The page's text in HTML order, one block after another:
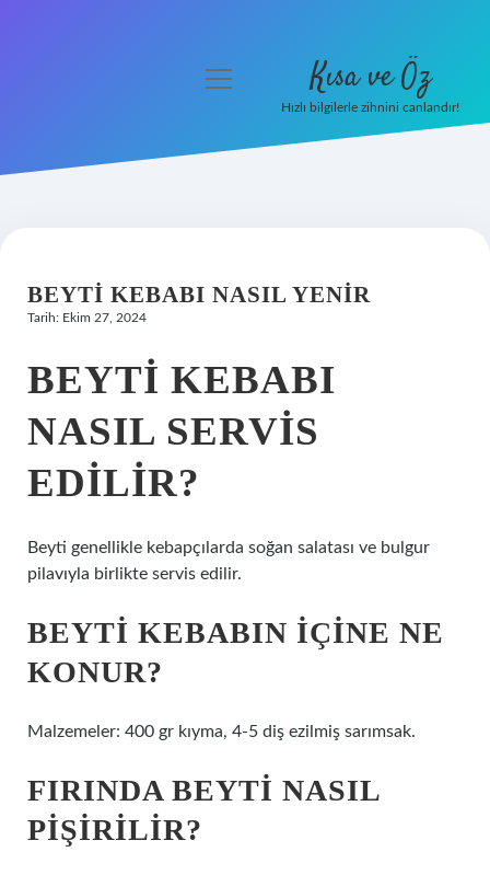
Hakkımızda
menüyü
Kısa ve Öz
Hızlı bilgilerle zihnini canlandır!
BEYTI KEBABI NASIL YENIR
Tarih: Ekim 27, 2024
BEYTI KEBABI
NASIL SERVIS
EDILIR?
Beyti genellikle kebapçılarda soğan salatası ve bulgur
pilavıyla birlikte servis edilir.
BEYTI KEBABIN IÇINE NE
KONUR?
Malzemeler: 400 gr kıyma, 4-5 diş ezilmiş sarımsak.
FIRINDA BEYTI NASIL
PIŞIRILIR?